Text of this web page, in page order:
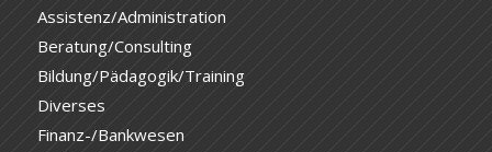
Assistenz/Administration
Beratung/Consulting
Bildung/Pädagogik/Training
Diverses
Finanz-/Bankwesen